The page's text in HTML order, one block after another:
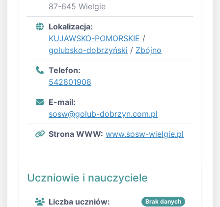
87-645 Wielgie
Lokalizacja:
KUJAWSKO-POMORSKIE /
golubsko-dobrzyński / Zbójno
Telefon:
542801908
E-mail:
sosw@golub-dobrzyn.com.pl
Strona WWW: www.sosw-wielgie.pl
Uczniowie i nauczyciele
Liczba uczniów: Brak danych